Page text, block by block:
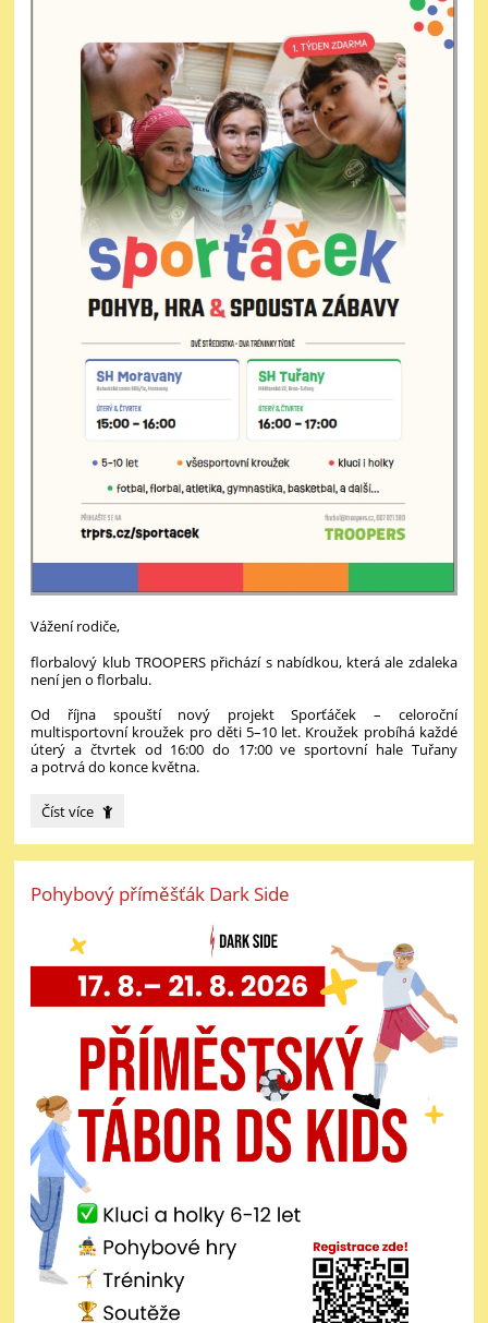
Vážení rodiče,
florbalový klub TROOPERS přichází s nabídkou, která ale zdaleka
není jen o florbalu.
Od října spouští nový projekt Sporťáček – celoroční
multisportovní kroužek pro děti 5–10 let. Kroužek probíhá každé
úterý a čtvrtek od 16:00 do 17:00 ve sportovní hale Tuřany
a potrvá do konce května.
Multisportovní
TROOPERS:
Číst více
Pohybový příměšťák Dark Side